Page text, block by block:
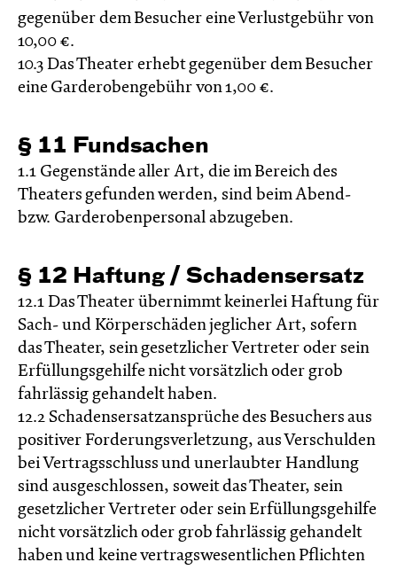
gegenüber dem Besucher eine Verlustgebühr von
10,00 €.
10.3 Das Theater erhebt gegenüber dem Besucher
eine Garderobengebühr von 1,00 €.
§ 11 Fundsachen
1.1 Gegenstände aller Art, die im Bereich des
Theaters gefunden werden, sind beim Abend-
bzw. Garderobenpersonal abzugeben.
§ 12 Haftung / Schadens­ersatz
12.1 Das Theater übernimmt keinerlei Haftung für
Sach- und Körperschäden jeglicher Art, sofern
das Theater, sein gesetzlicher Vertreter oder sein
Erfüllungsgehilfe nicht vorsätzlich oder grob
fahrlässig gehandelt haben.
12.2 Schadensersatzansprüche des Besuchers aus
positiver Forderungsverletzung, aus Verschulden
bei Vertragsschluss und unerlaubter Handlung
sind ausgeschlossen, soweit das Theater, sein
gesetzlicher Vertreter oder sein Erfüllungsgehilfe
nicht vorsätzlich oder grob fahrlässig gehandelt
haben und keine vertragswesentlichen Pflichten